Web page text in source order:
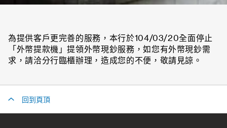
為提供客戶更完善的服務，本行於104/03/20全面停止
「外幣提款機」提領外幣現鈔服務，如您有外幣現鈔需
求，請洽分行臨櫃辦理，造成您的不便，敬請見諒。
回到頁頂